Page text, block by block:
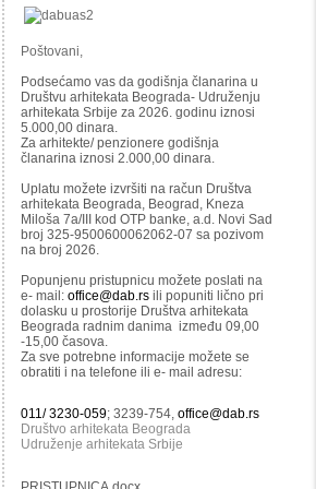
Poštovani,
Podsećamo vas da godišnja članarina u
Društvu arhitekata Beograda- Udruženju
arhitekata Srbije za 2026. godinu iznosi
5.000,00 dinara.
Za arhitekte/ penzionere godišnja
članarina iznosi 2.000,00 dinara.
Uplatu možete izvršiti na račun Društva
arhitekata Beograda, Beograd, Kneza
Miloša 7a/III kod OTP banke, a.d. Novi Sad
broj 325-9500600062062-07 sa pozivom
na broj 2026.
Popunjenu pristupnicu možete poslati na
e- mail:office@dab.rs ili popuniti lično pri
dolasku u prostorije Društva arhitekata
Beograda radnim danima između 09,00
-15,00 časova.
Za sve potrebne informacije možete se
obratiti i na telefone ili e- mail adresu:
011/ 3230-059; 3239-754,office@dab.rs
Društvo arhitekata Beograda
Udruženje arhitekata Srbije